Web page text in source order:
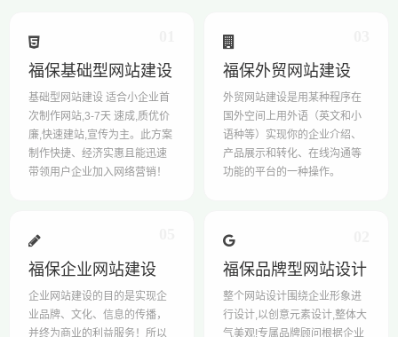
福保基础型网站建设
基础型网站建设 适合小企业首
次制作网站,3-7天 速成,质优价
廉,快速建站,宣传为主。此方案
制作快捷、经济实惠且能迅速
带领用户企业加入网络营销！
福保外贸网站建设
外贸网站建设是用某种程序在
国外空间上用外语（英文和小
语种等）实现你的企业介绍、
产品展示和转化、在线沟通等
功能的平台的一种操作。
福保企业网站建设
企业网站建设的目的是实现企
业品牌、文化、信息的传播，
并终为商业的利益服务！所以
福保品牌型网站设计
整个网站设计围绕企业形象进
行设计,以创意元素设计,整体大
气美观!专属品牌顾问根据企业